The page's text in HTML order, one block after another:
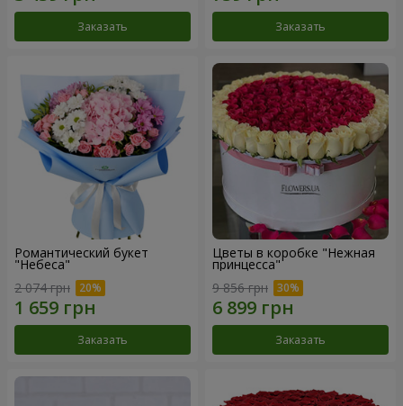
Заказать Заказать
Романтический букет
"Небеса"
2 074 грн
Заказать
Цветы в коробке "Нежная
принцесса"
9 856 грн
Заказать